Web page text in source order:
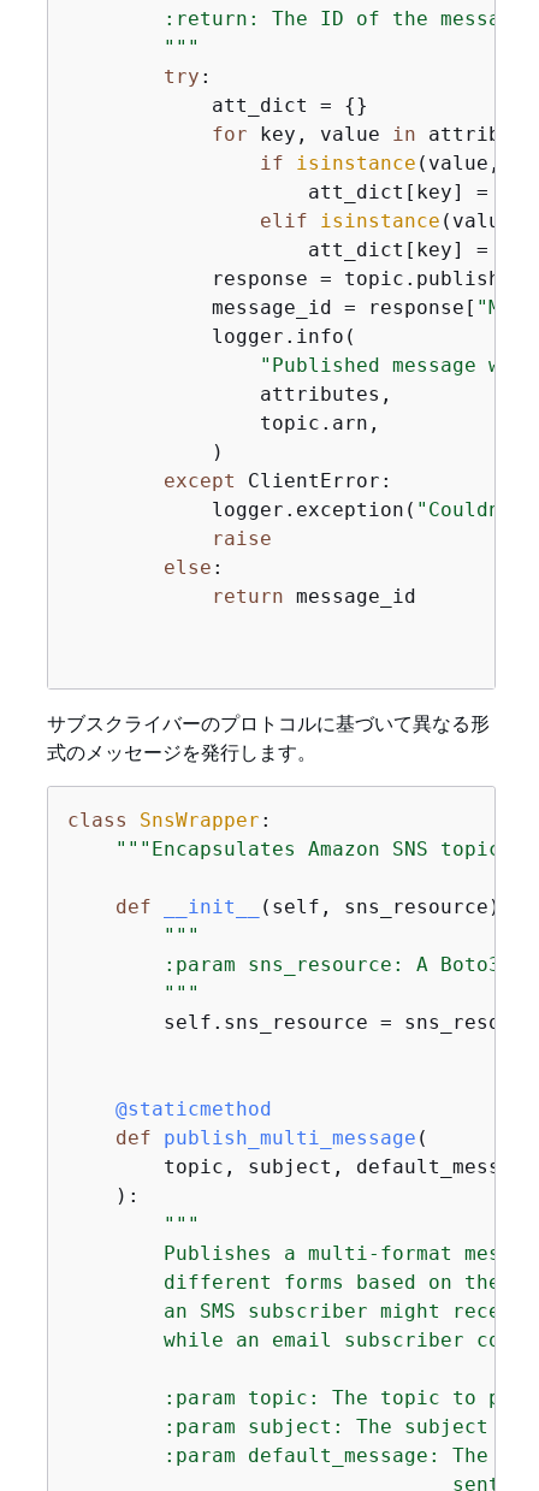
        :return: The ID of the message.
        """
try :
            att_dict =
{}
for key, value in
if
isinstance (value,
                    att_dict[key] =
elif
isinstance (value,
                    att_dict[key] =
response =
            message_id = response[
            logger.info(
"Published message
                attributes,
                topic.arn,
            )
except ClientError:
            logger.exception(
"Couldn't
raise
else :
return message_id
サブスクライバーのプロトコルに基づいて異なる形
式のメッセージを発行します。
class SnsWrapper :
"""Encapsulates Amazon SNS
def __init__ ( self, sns_resource ):
"""
:param sns_resource: A Boto3
        """
self.sns_resource =
    @staticmethod
def
publish_multi_message (
topic, subject,
):
"""
Publishes a multi-format
different forms based on the
an SMS subscriber might
while an email subscriber
:param topic: The topic to
:param subject: The subject of
:param default_message: The
sent